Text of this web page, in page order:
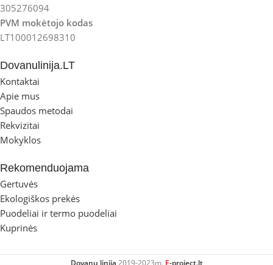
305276094
PVM mokėtojo kodas
LT100012698310
Dovanulinija.LT
Kontaktai
Apie mus
Spaudos metodai
Rekvizitai
Mokyklos
Rekomenduojama
Gertuvės
Ekologiškos prekės
Puodeliai ir termo puodeliai
Kuprinės
Dovanų linija 2019-2023m. E-project.lt